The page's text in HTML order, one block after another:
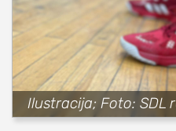
društvo
kultura
sport
fudbal
košarka
Ilustracija; Foto: SDL